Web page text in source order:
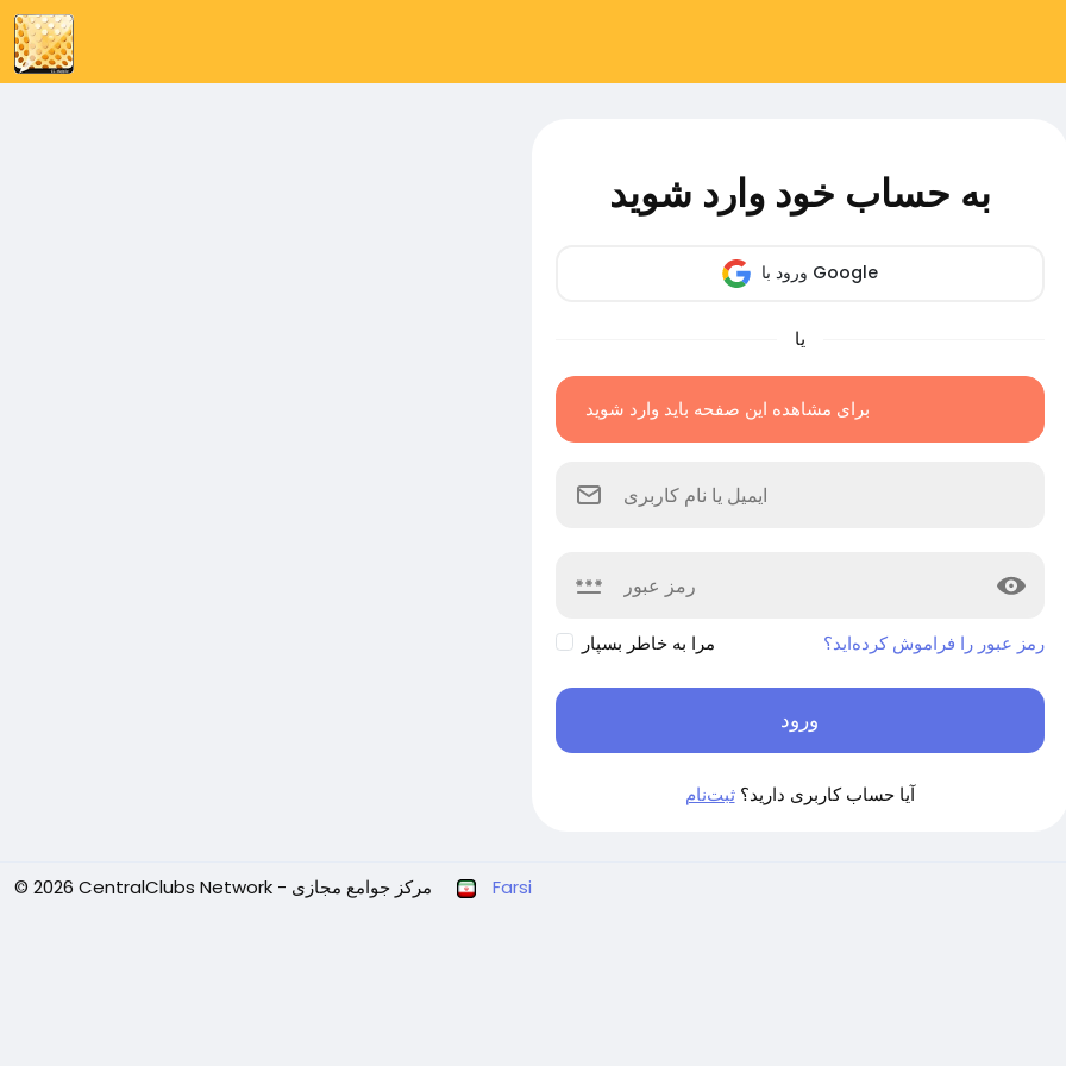
به حساب خود وارد شوید
ورود با Google
یا
برای مشاهده این صفحه باید وارد شوید
مرا به خاطر بسپار رمز عبور را فراموش کرده‌اید؟
ورود
آیا حساب کاربری دارید؟ثبت‌نام
© 2026 CentralClubs Network - مرکز جوامع مجازی Farsi